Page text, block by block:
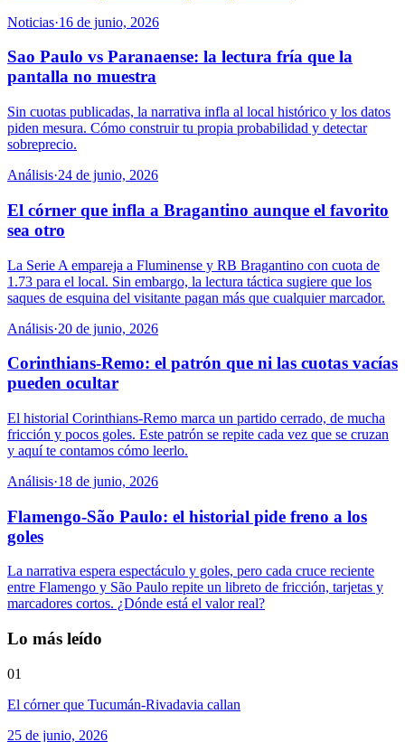
Noticias·16 de junio, 2026
Sao Paulo vs Paranaense: la lectura fría que la
pantalla no muestra
Sin cuotas publicadas, la narrativa infla al local histórico y los datos
piden mesura. Cómo construir tu propia probabilidad y detectar
sobreprecio.
Análisis·24 de junio, 2026
El córner que infla a Bragantino aunque el favorito
sea otro
La Serie A empareja a Fluminense y RB Bragantino con cuota de
1.73 para el local. Sin embargo, la lectura táctica sugiere que los
saques de esquina del visitante pagan más que cualquier marcador.
Análisis·20 de junio, 2026
Corinthians-Remo: el patrón que ni las cuotas vacías
pueden ocultar
El historial Corinthians-Remo marca un partido cerrado, de mucha
fricción y pocos goles. Este patrón se repite cada vez que se cruzan
y aquí te contamos cómo leerlo.
Análisis·18 de junio, 2026
Flamengo-São Paulo: el historial pide freno a los
goles
La narrativa espera espectáculo y goles, pero cada cruce reciente
entre Flamengo y São Paulo repite un libreto de fricción, tarjetas y
marcadores cortos. ¿Dónde está el valor real?
Lo más leído
01
El córner que Tucumán-Rivadavia callan
25 de junio, 2026